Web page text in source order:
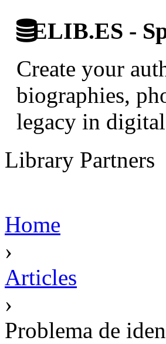
ELIB.ES -
Create your
biographies,
legacy in
Library Partners
Home
›
Articles
›
Problema de